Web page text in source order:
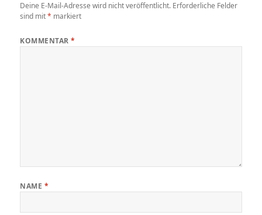
Deine E-Mail-Adresse wird nicht veröffentlicht. Erforderliche Felder
sind mit* markiert
KOMMENTAR*
NAME *